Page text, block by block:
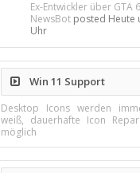
Ex-Entwickler über GTA
NewsBot posted Heute
Uhr
Win 11 Support
Desktop Icons werden
weiß, dauerhafte Icon
möglich